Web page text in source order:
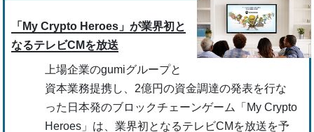
「My Crypto Heroes」が業界初と
なるテレビCMを放送
上場企業のgumiグループと
資本業務提携し、2億円の資金調達の発表を行な
った日本発のブロックチェーンゲーム「My Crypto
Heroes」は、業界初となるテレビCMを放送を予